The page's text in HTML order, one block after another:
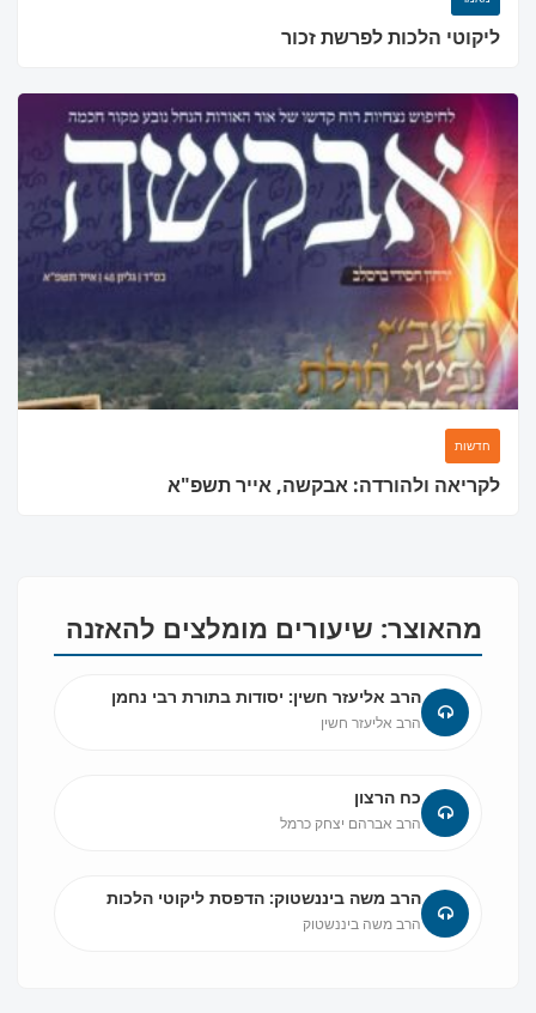
ליקוטי הלכות לפרשת זכור
חדשות
לקריאה ולהורדה: אבקשה, אייר תשפ"א
מהאוצר: שיעורים מומלצים להאזנה
הרב אליעזר חשין: יסודות בתורת רבי נחמן
הרב אליעזר חשין
כח הרצון
הרב אברהם יצחק כרמל
הרב משה ביננשטוק: הדפסת ליקוטי הלכות
הרב משה ביננשטוק
מחפשים בית כנסת או
מוסד ברסלב?
הכירו את האינדקס החדש והמקיף של בתי כנסת ברסלב
בארץ ובעולם! מצאו זמני תפילות, שיעורי תורה, כתובות
ודרכי הגעה בלחיצת כפתור.
לכניסה לאינדקס ➔